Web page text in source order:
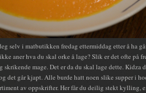
selv i matbutikken fredag ettermiddag etter å ha
aner hva du skal orke å lage? Slik er det ofte på
skrikende mage. Det er da du skal lage dette. Kidza
det går kjapt. Alle burde hatt noen slike supper i
av oppskrifter. Her får du deilig stekt kylling,